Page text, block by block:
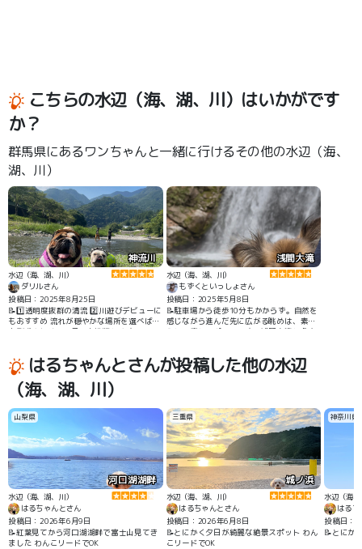
こちらの水辺（海、湖、川）はいかがです
か？
群馬県にあるワンちゃんと一緒に行けるその他の水辺（海、
湖、川）
神流川
水辺（海、湖、川）
ダリルさん
投稿日：2025年8月25日
📝1️⃣透明度抜群の清流 2️⃣川遊びデビューに
もおすすめ 流れが穏やかな場所を選べば、
小型犬や初めての子でも挑戦しやすいで
浅間大滝
水辺（海、湖、川）
もずくといっしょさん
投稿日：2025年5月8日
📝駐車場から徒歩10分もかからず。自然を
感じながら進んだ先に広がる眺めは、素晴
らしい癒しスポットです。浅間大滝と魚止
喫できます。
はるちゃんとさんが投稿した他の水辺
（海、湖、川）
山梨県
河口湖湖畔
水辺（海、湖、川）
はるちゃんとさん
投稿日：2026年6月9日
📝紅葉見てから河口湖湖畔で富士山見てき
ました わんこリードでOK
三重県
城ノ浜
水辺（海、湖、川）
はるちゃんとさん
投稿日：2026年6月8日
📝とにかく夕日が綺麗な絶景スポット わん
こリードでOK
神奈川県
水辺（海、
はる
投稿日：
📝とにか